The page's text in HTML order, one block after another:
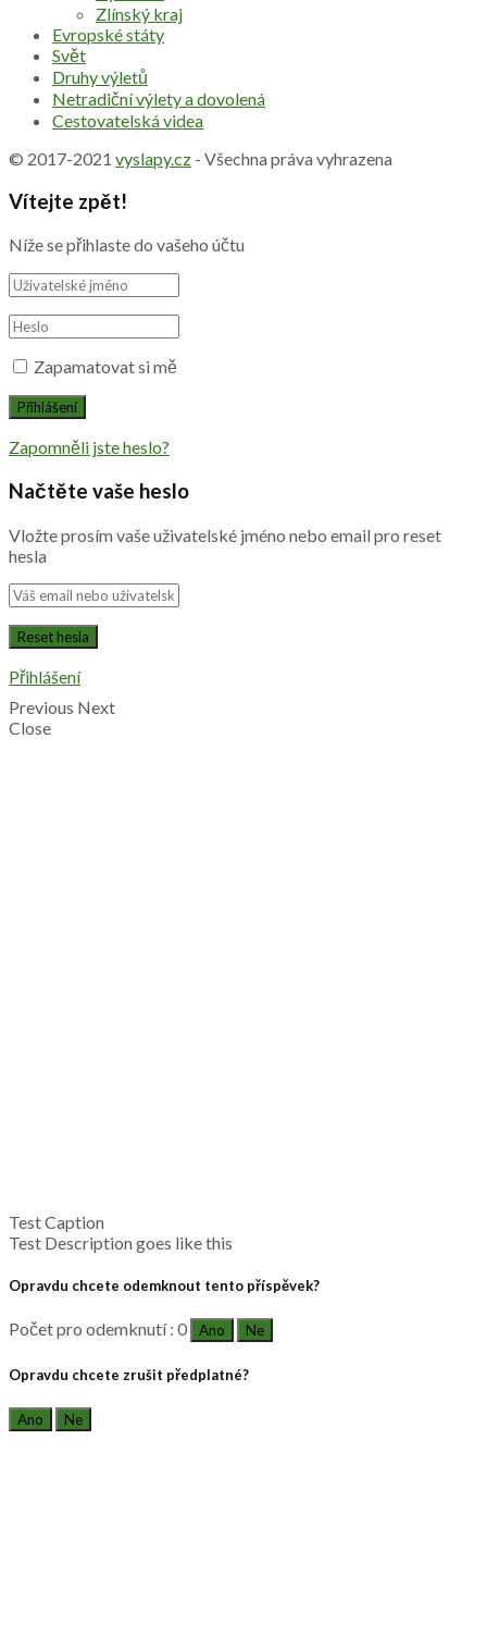
Zlínský kraj
Evropské státy
Svět
Druhy výletů
Netradiční výlety a dovolená
Cestovatelská videa
© 2017-2021 vyslapy.cz - Všechna práva vyhrazena
Vítejte zpět!
Níže se přihlaste do vašeho účtu
Zapamatovat si mě
Zapomněli jste heslo?
Načtěte vaše heslo
Vložte prosím vaše uživatelské jméno nebo email pro reset
hesla
Přihlášení
Previous Next
Close
Test Caption
Test Description goes like this
Opravdu chcete odemknout tento příspěvek?
Počet pro odemknutí : 0 Ano Ne
Opravdu chcete zrušit předplatné?
Ano Ne